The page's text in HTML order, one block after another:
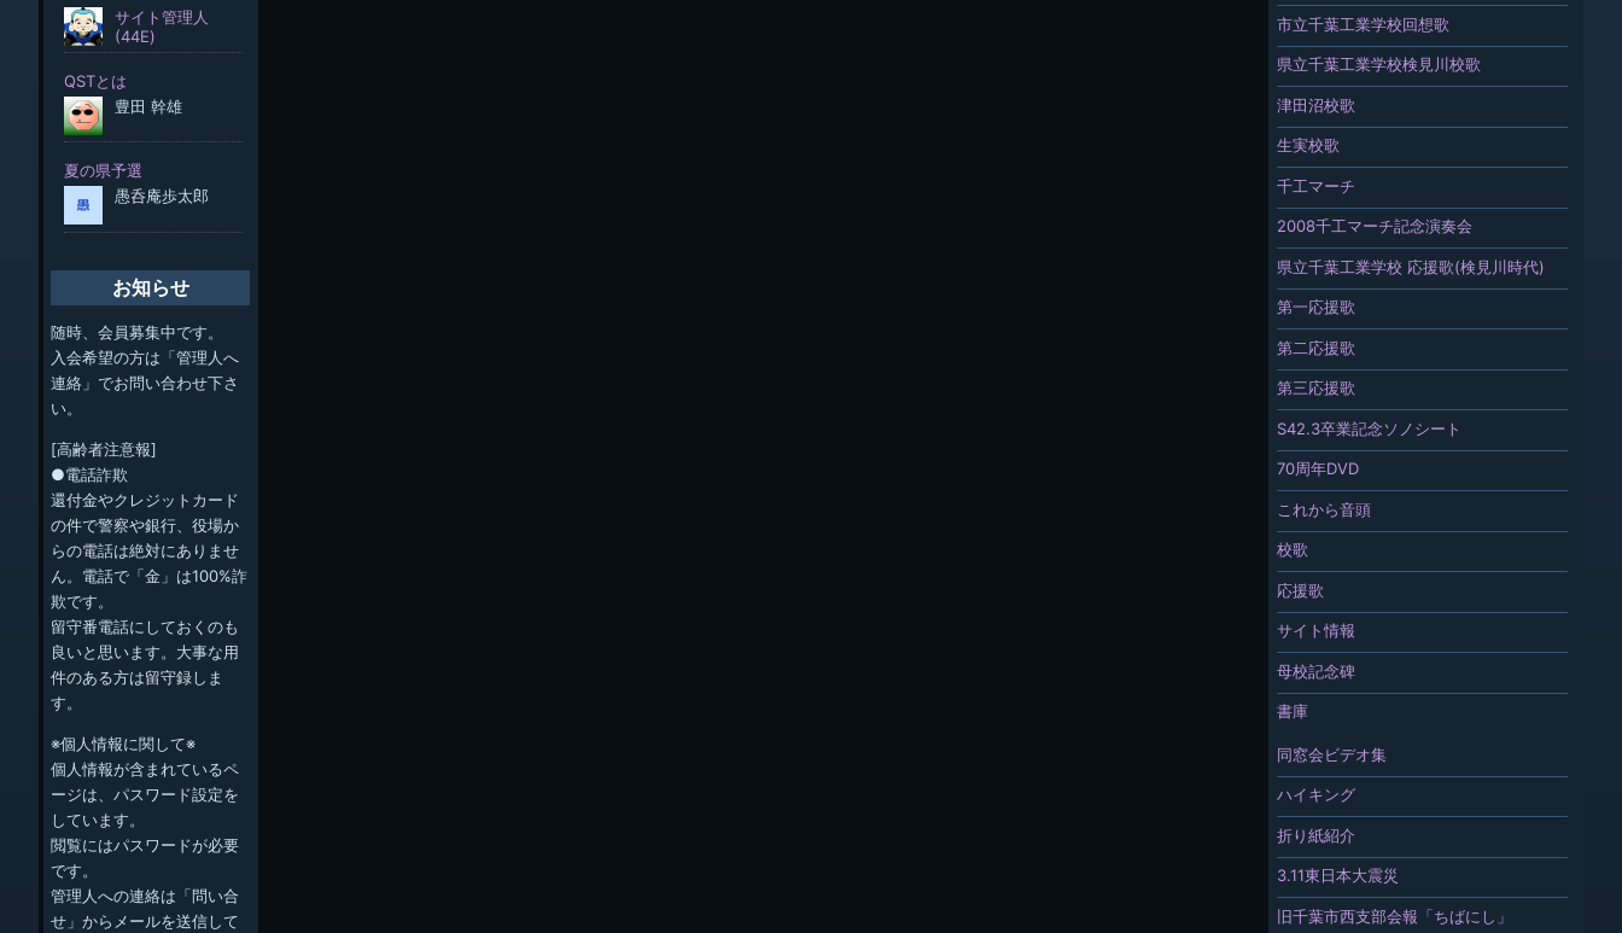
市立千葉工業学校回想歌
県立千葉工業学校検見川校歌
津田沼校歌
生実校歌
千工マーチ
2008千工マーチ記念演奏会
県立千葉工業学校 応援歌(検見川時代)
第一応援歌
第二応援歌
第三応援歌
S42.3卒業記念ソノシート
70周年DVD
これから音頭
校歌
応援歌
サイト情報
母校記念碑
書庫
同窓会ビデオ集
ハイキング
折り紙紹介
3.11東日本大震災
旧千葉市西支部会報「ちばにし」
お知らせ
随時、会員募集中です。
入会希望の方は「管理人へ
連絡」でお問い合わせ下さ
い。
[高齢者注意報]
●電話詐欺
還付金やクレジットカード
の件で警察や銀行、役場か
らの電話は絶対にありませ
ん。電話で「金」は100%詐
欺です。
留守番電話にしておくのも
良いと思います。大事な用
件のある方は留守録しま
す。
※個人情報に関して※
個人情報が含まれているペ
ージは、パスワード設定を
しています。
閲覧にはパスワードが必要
です。
管理人への連絡は「問い合
せ」からメールを送信して